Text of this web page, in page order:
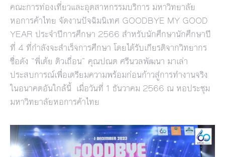
คณะการท่องเที่ยวและอุตสาหกรรมบริการ มหาวิทยาลัย
หอการค้าไทย จัดงานปัจฉิมนิเทศ GOODBYE MY GOOD
YEAR ประจำปีการศึกษา 2566 สำหรับนักศึกษานักศึกษาปี
ที่ 4 ที่กำลังจะสำเร็จการศึกษา โดยได้รับเกียรติจากวิทยากร
ชื่อดัง “พี่เต้ย ติวเถื่อน” คุณปณต ศรีนวลพัฒนา มาเล่า
ประสบการณ์เพื่อเตรียมความพร้อมก่อนก้าวสู่การทำงานจริง
ในอนาคตอันใกล้นี้ เมื่อวันที่ 1 ธันวาคม 2566 ณ หอประชุม
มหาวิทยาลัยหอการค้าไทย